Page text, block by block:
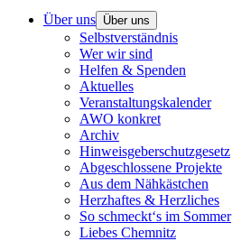
Über uns Über uns
Selbstverständnis
Wer wir sind
Helfen & Spenden
Aktuelles
Veranstaltungskalender
AWO konkret
Archiv
Hinweisgeberschutzgesetz
Abgeschlossene Projekte
Aus dem Nähkästchen
Herzhaftes & Herzliches
So schmeckt‘s im Sommer
Liebes Chemnitz